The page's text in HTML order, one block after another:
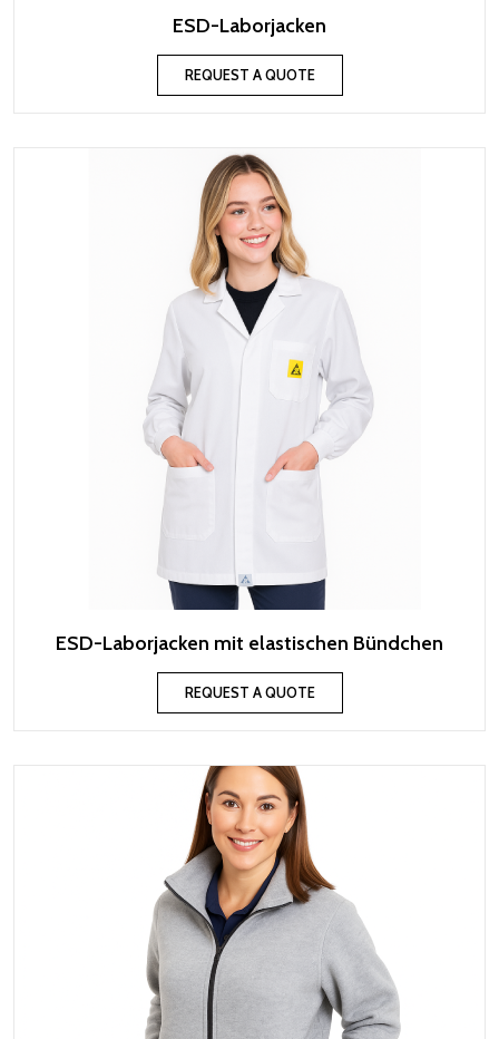
ESD-Laborjacken
REQUEST A QUOTE
ESD-Laborjacken mit elastischen Bündchen
REQUEST A QUOTE